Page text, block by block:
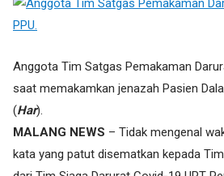
Anggota Tim Satgas Pemakaman
saat memakamkan jenazah Pasien
(Har).
MALANG NEWS – Tidak mengenal
kata yang patut disematkan kepada